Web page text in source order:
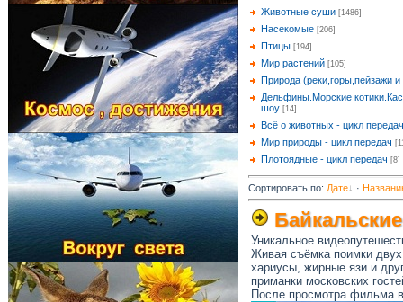
Животные суши [1486]
Насекомые [206]
Птицы [194]
Мир растений [105]
Природа (реки,горы,пейзажи и
Дельфины.Морские
шоу [14]
Всё о животных - цикл передач
Мир природы - цикл передач
Плотоядные - цикл передач [8]
Сортировать по: Дате ·
Уникальное
Живая съёмка поимки
хариусы, жирные язи и
приманки московских
После просмотра фильма